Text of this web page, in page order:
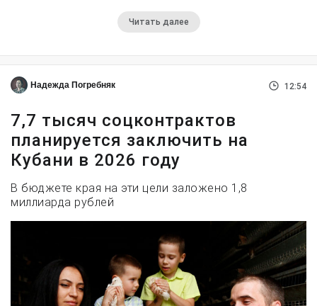
Читать далее
Надежда Погребняк 12:54
7,7 тысяч соцконтрактов
планируется заключить на
Кубани в 2026 году
В бюджете края на эти цели заложено 1,8
миллиарда рублей